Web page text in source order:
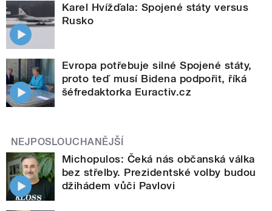
Karel Hvížďala: Spojené státy versus
Rusko
Evropa potřebuje silné Spojené státy,
proto teď musí Bidena podpořit, říká
šéfredaktorka Euractiv.cz
NEJPOSLOUCHANĚJŠÍ
Michopulos: Čeká nás občanská válka
bez střelby. Prezidentské volby budou
džihádem vůči Pavlovi